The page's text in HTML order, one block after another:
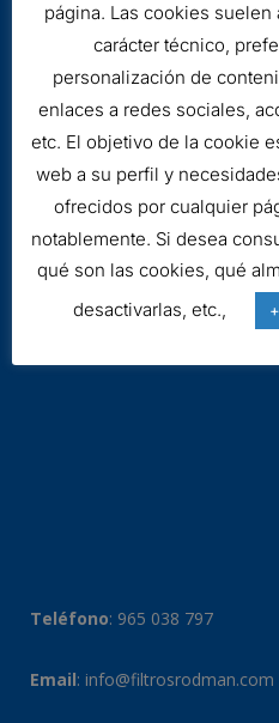
Teléfono: 965 038 797
Email: info@filtrosrodman.com
página. Las cookies
carácter técnico,
personalización de
enlaces a redes sociales,
etc. El objetivo de la cookie
web a su perfil y
ofrecidos por cualquier
notablemente. Si desea
qué son las cookies, qué
desactivarlas, etc.,